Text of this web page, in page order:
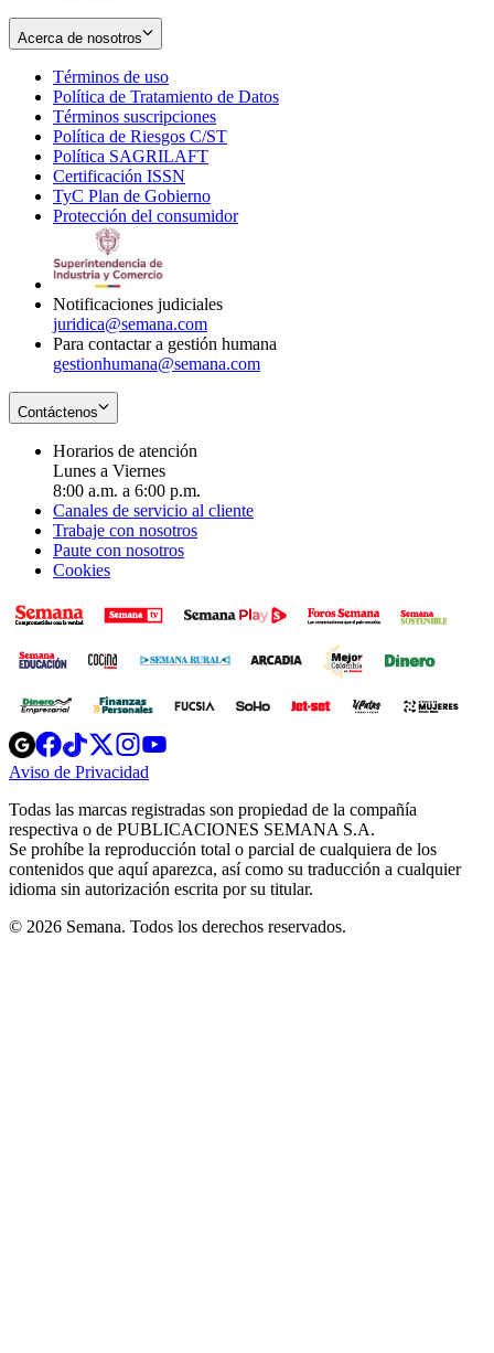
Acerca de nosotros
Términos de uso
in
new
window
Política de Tratamiento de Datos
Términos suscripciones
in
Política de Riesgos C/ST
Política SAGRILAFT
new
window
Certificación ISSN
in
new
TyC Plan de Gobierno
in
Protección del consumidorOpens
Notificaciones judiciales
juridica@semana.com
Para contactar a gestión humana
gestionhumana@semana.com
Contáctenos
Horarios de atención
Lunes a Viernes
8:00 a.m. a 6:00 p.m.
Canales de servicio al cliente
Trabaje con nosotros
Paute con nosotros
Cookies
Opens
in
new
Opens
in
new
Opens
in
new
window
Opens
new
windowwindow
Aviso de Privacidad
new
window
Todas las marcas registradas son propiedad de la compañía
respectiva o de PUBLICACIONES SEMANA S.A.
Se prohíbe la reproducción total o parcial de cualquiera de los
contenidos que aquí aparezca, así como su traducción a cualquier
idioma sin autorización escrita por su titular.
© 2026 Semana. Todos los derechos reservados.